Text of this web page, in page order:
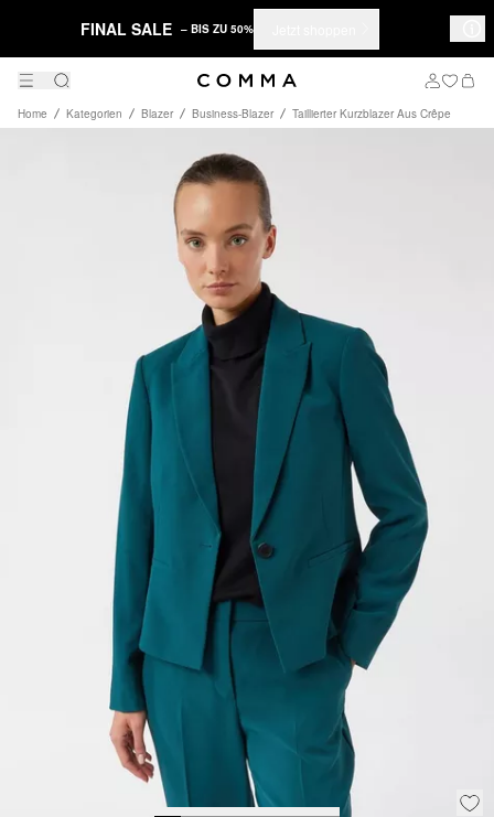
FINAL SALE – BIS ZU 50%
Home Kategorien Blazer Business-Blazer Taillierter Kurzblazer Aus Crêpe